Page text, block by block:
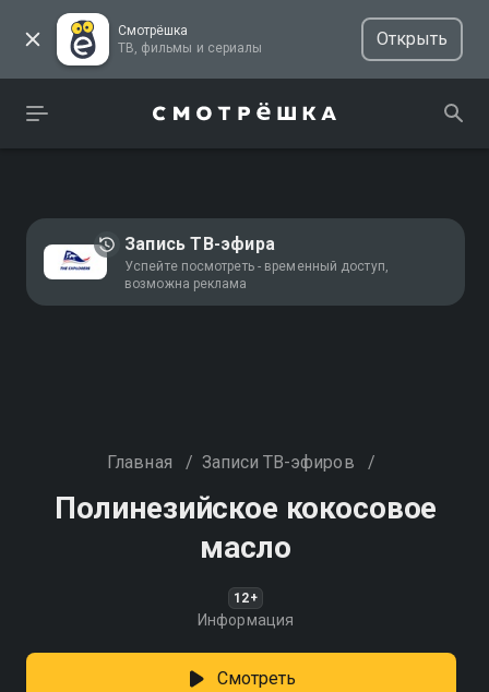
Смотрёшка
ТВ, фильмы и сериалы
Открыть
Запись ТВ-эфира
Успейте посмотреть - временный доступ,
возможна реклама
Главная / Записи ТВ-эфиров /
Полинезийское кокосовое
масло
12+
Информация
Смотреть